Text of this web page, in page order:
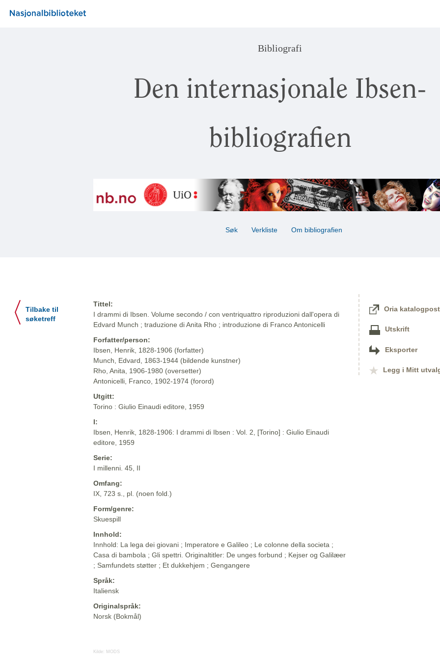
Bibliografi
Den internasjonale Ibsen-
bibliografien
Søk Verkliste Om bibliografien
Tilbake til
søketreff
Tittel:
I drammi di Ibsen. Volume secondo / con ventriquattro riproduzioni dall'opera di
Edvard Munch ; traduzione di Anita Rho ; introduzione di Franco Antonicelli
Forfatter/person:
Ibsen, Henrik, 1828-1906 (forfatter)
Munch, Edvard, 1863-1944 (bildende kunstner)
Rho, Anita, 1906-1980 (oversetter)
Antonicelli, Franco, 1902-1974 (forord)
Utgitt:
Torino : Giulio Einaudi editore, 1959
I:
Ibsen, Henrik, 1828-1906: I drammi di Ibsen : Vol. 2, [Torino] : Giulio Einaudi
editore, 1959
Serie:
I millenni. 45, II
Omfang:
IX, 723 s., pl. (noen fold.)
Form/genre:
Skuespill
Innhold:
Innhold: La lega dei giovani ; Imperatore e Galileo ; Le colonne della societa ;
Casa di bambola ; Gli spettri. Originaltitler: De unges forbund ; Kejser og Galilæer
; Samfundets støtter ; Et dukkehjem ; Gengangere
Språk:
Italiensk
Originalspråk:
Norsk (Bokmål)
Kilde: MODS
Oria katalogpost
Utskrift
Eksporter
Legg i Mitt